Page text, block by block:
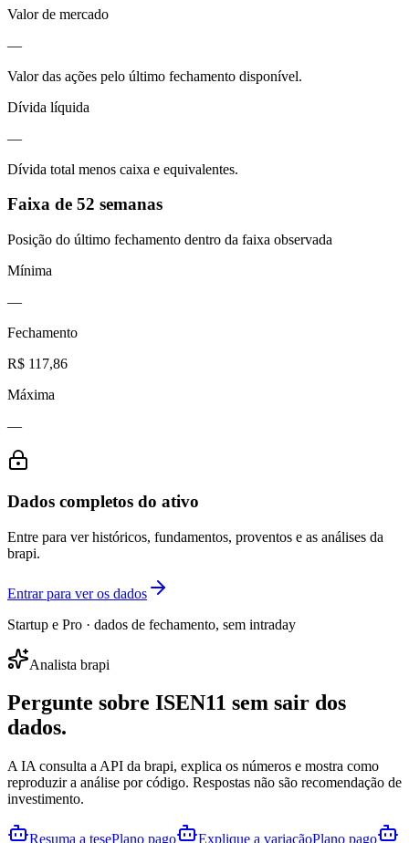
Valor de mercado
—
Valor das ações pelo último fechamento disponível.
Dívida líquida
—
Dívida total menos caixa e equivalentes.
Faixa de 52 semanas
Posição do último fechamento dentro da faixa observada
Mínima
—
Fechamento
R$ 117,86
Máxima
—
Dados completos do ativo
Entre para ver históricos, fundamentos, proventos e as análises da
brapi.
Entrar para ver os dados
Startup e Pro · dados de fechamento, sem intraday
Analista brapi
Pergunte sobre ISEN11 sem sair dos
dados.
A IA consulta a API da brapi, explica os números e mostra como
reproduzir a análise por código. Respostas não são recomendação de
investimento.
Resuma a tesePlano pago Explique a variaçãoPlano pago